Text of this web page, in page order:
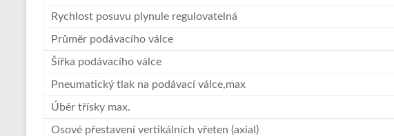
Rychlost posuvu plynule regulovatelná
Průměr podávacího válce
Šířka podávacího válce
Pneumatický tlak na podávací válce,max
Úběr třísky max.
Osové přestavení vertikálních vřeten (axial)